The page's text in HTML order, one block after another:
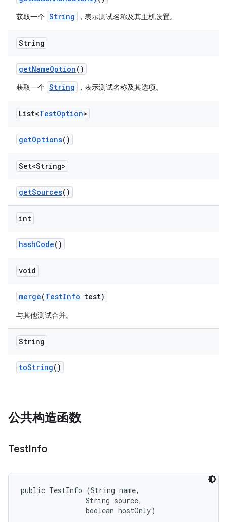
获取一个 String ，表示测试名称及其主机设置。
String
getNameOption()
获取一个 String ，表示测试名称及其选项。
List<TestOption>
getOptions()
Set<String>
getSources()
int
hashCode()
void
merge(TestInfo test)
与其他测试合并。
String
toString()
公共构造函数
TestInfo
public TestInfo (String name,
                String source,
                boolean hostOnly)